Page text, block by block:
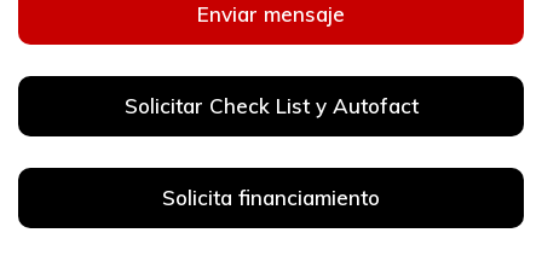
Enviar mensaje
Solicitar Check List y Autofact
Solicita financiamiento